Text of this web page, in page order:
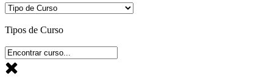
Tipos de Curso